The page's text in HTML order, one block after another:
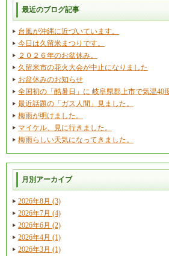
最近のブログ記事
台風が沖縄に近づいています。
今日は久留米まつりです。
２０２６年のお盆休み。
久留米市の花火大会が中止になりました
お盆休みのお知らせ
全国初の「酷暑日」に 岐阜県郡上市で気温40
最近話題の「ガス人間」見ました。
梅雨が明けました。
マイケル、見に行きました。
梅雨らしい天気になってきました。
月別アーカイブ
2026年8月 (3)
2026年7月 (4)
2026年6月 (2)
2026年4月 (1)
2026年3月 (1)